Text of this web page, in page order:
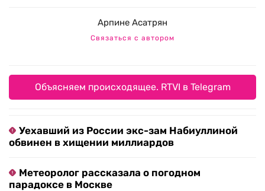
Арпине Асатрян
Связаться с автором
Объясняем происходящее. RTVI в Telegram
Уехавший из России экс-зам Набиуллиной
обвинен в хищении миллиардов
Метеоролог рассказала о погодном
парадоксе в Москве